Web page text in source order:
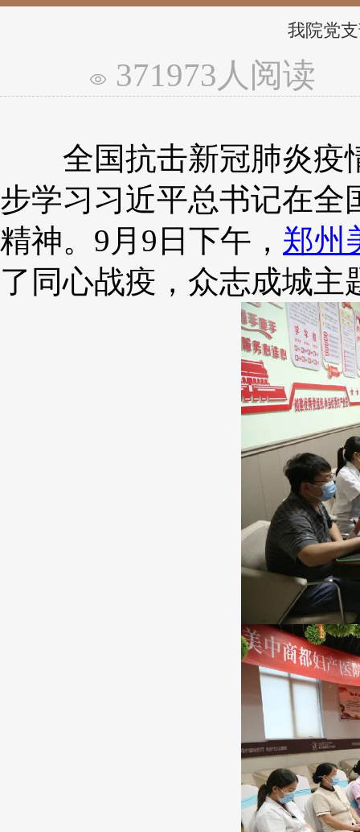
我院党
371973人阅读
全国抗击新冠肺炎疫
步学习习近平总书记在全
精神。9月9日下午， 郑州
了同心战疫，众志成城主